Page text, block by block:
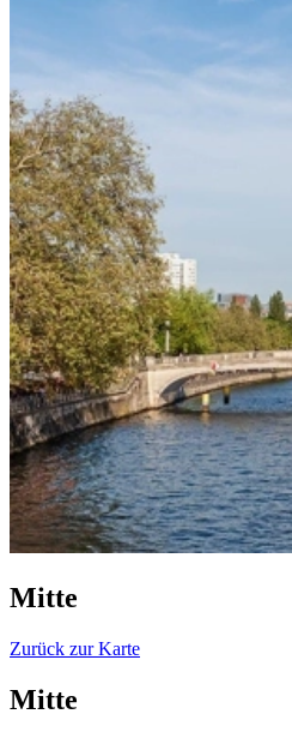
Mitte
Zurück zur Karte
Mitte